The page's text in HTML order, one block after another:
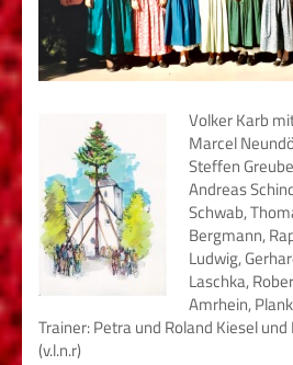
Volker Karb
Marcel
Steffen
Andreas
Schwab,
Bergmann,
Ludwig,
Laschka,
Amrhein,
Trainer: Petra und Roland Kiesel
(v.l.n.r)